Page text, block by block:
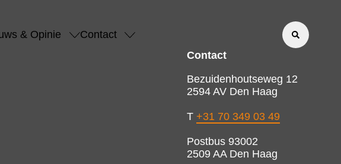
& Opinie Contact
Contact
Bezuidenhoutseweg 12
2594 AV Den Haag
T +31 70 349 03 49
Postbus 93002
2509 AA Den Haag